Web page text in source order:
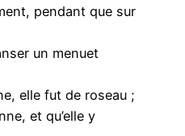
pendant que sur
un menuet
elle fut de roseau ;
et qu’elle y